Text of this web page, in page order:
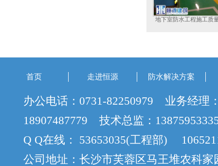
地下室防水工程施工质
首页 走进恒源 防水解决方案
办公电话：0731-82250979 业务经理
18907487779 技术总监：
Q Q在线： 53653035(工程部)
公司地址：长沙市芙蓉区马王堆农科家